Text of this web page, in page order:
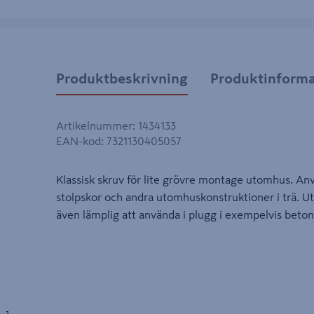
Produktbeskrivning
Artikelnummer: 1434133
EAN-kod: 7321130405057
Klassisk skruv för lite grövre montage utomhus.
stolpskor och andra utomhuskonstruktioner i trä.
även lämplig att använda i plugg i exempelvis